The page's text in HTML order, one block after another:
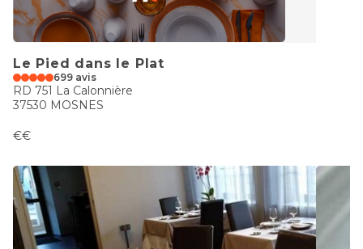
Le Pied dans le Plat
699 avis
RD 751 La Calonnière
37530 MOSNES
€€